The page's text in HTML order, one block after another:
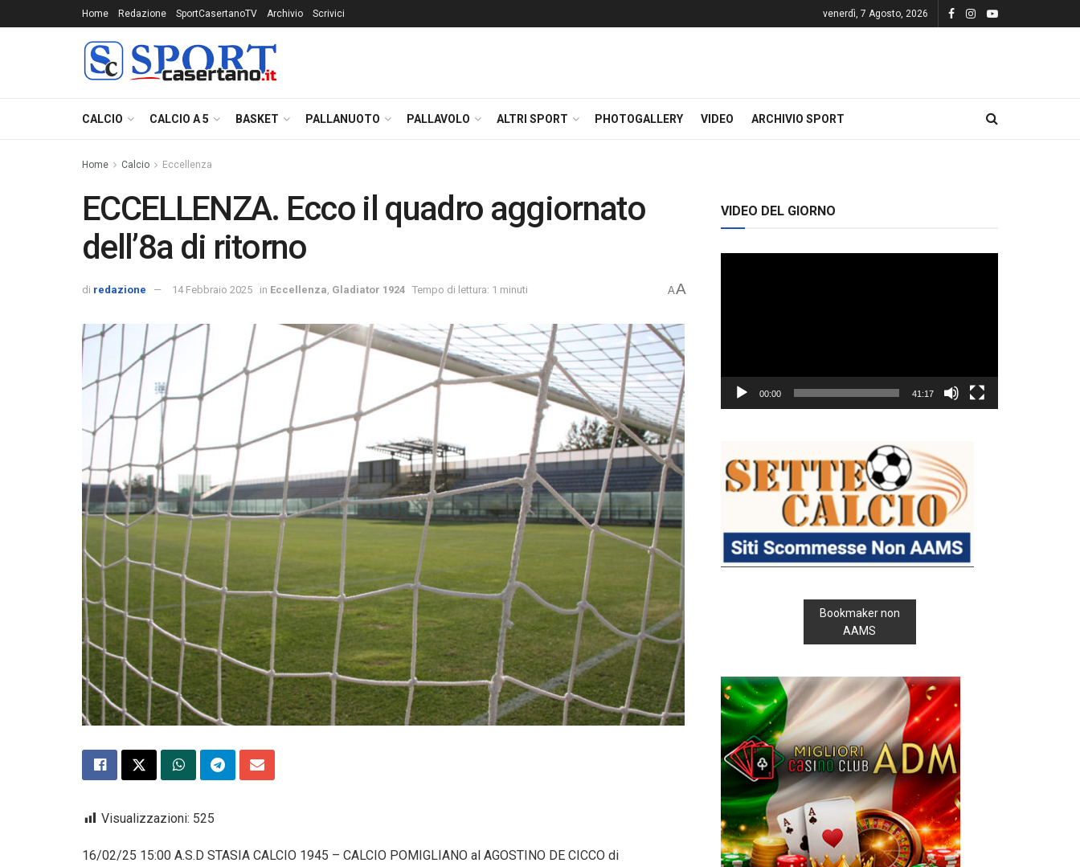
Home Redazione SportCasertanoTV Archivio Scrivici venerdì, 7 Agosto, 2026
CALCIO CALCIO A 5 BASKET PALLANUOTO PALLAVOLO ALTRI SPORT PHOTOGALLERY VIDEO ARCHIVIO SPORT
Home Calcio Eccellenza
ECCELLENZA. Ecco il quadro aggiornato
dell’8a di ritorno
di redazione 14 Febbraio 2025 in Eccellenza Gladiator 1924 Tempo di lettura: 1 minuti AA
Visualizzazioni: 525
16/02/25 15:00 A.S.D STASIA CALCIO 1945 – CALCIO POMIGLIANO al AGOSTINO DE CICCO di
VIDEO DEL GIORNO
00:00 41:17
Bookmaker non
AAMS